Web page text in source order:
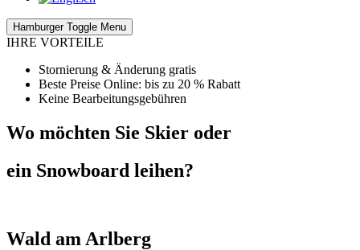
Hamburger Toggle Menu
IHRE VORTEILE
Stornierung & Änderung gratis
Beste Preise Online: bis zu 20 % Rabatt
Keine Bearbeitungsgebühren
Wo möchten Sie Skier oder
ein Snowboard leihen?
Wald am Arlberg